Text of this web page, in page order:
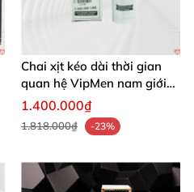
Chai xịt kéo dài thời gian
quan hệ VipMen nam giới
xuất tinh sớm
1.400.000₫
1.818.000₫ -23%